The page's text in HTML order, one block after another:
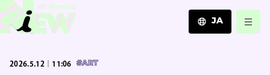
JA
2026.5.12｜11:06 #ART